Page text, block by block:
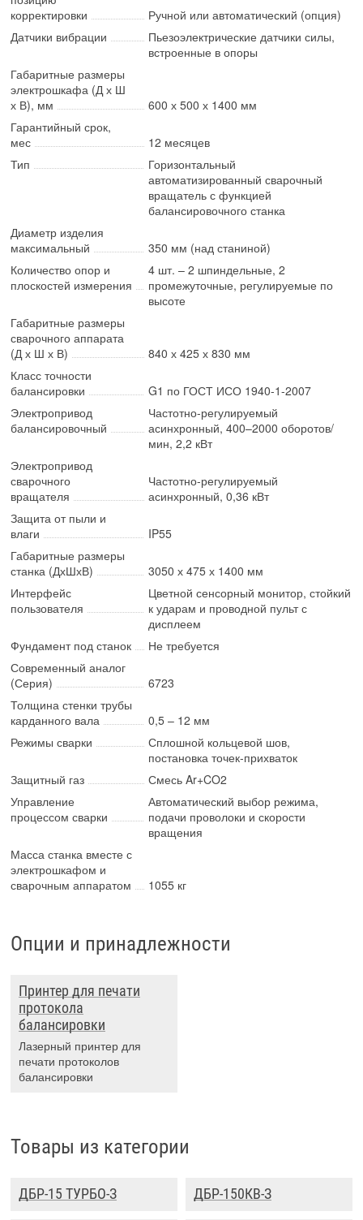
корректировки
Ручной или автоматический (опция)
Датчики вибрации
Пьезоэлектрические датчики силы,
встроенные в опоры
Габаритные размеры
электрошкафа (Д х Ш
х В), мм
600 х 500 х 1400 мм
Гарантийный срок,
мес
12 месяцев
Тип
Горизонтальный
автоматизированный сварочный
вращатель с функцией
балансировочного станка
Диаметр изделия
максимальный
350 мм (над станиной)
Количество опор и
плоскостей измерения
4 шт. – 2 шпиндельные, 2
промежуточные, регулируемые по
высоте
Габаритные размеры
сварочного аппарата
(Д х Ш х В)
840 х 425 х 830 мм
Класс точности
балансировки
G1 по ГОСТ ИСО 1940-1-2007
Электропривод
балансировочный
Частотно-регулируемый
асинхронный, 400–2000 оборотов/
мин, 2,2 кВт
Электропривод
сварочного
вращателя
Частотно-регулируемый
асинхронный, 0,36 кВт
Защита от пыли и
влаги
IP55
Габаритные размеры
станка (ДхШхВ)
3050 х 475 х 1400 мм
Интерфейс
пользователя
Цветной сенсорный монитор, стойкий
к ударам и проводной пульт с
дисплеем
Фундамент под станок
Не требуется
Современный аналог
(Серия)
6723
Толщина стенки трубы
карданного вала
0,5 – 12 мм
Режимы сварки
Сплошной кольцевой шов,
постановка точек-прихваток
Защитный газ
Смесь Ar+CO2
Управление
процессом сварки
Автоматический выбор режима,
подачи проволоки и скорости
вращения
Масса станка вместе с
электрошкафом и
сварочным аппаратом
1055 кг
Опции и принадлежности
Принтер для печати
протокола
балансировки
Лазерный принтер для
печати протоколов
балансировки
Товары из категории
ДБР-15 ТУРБО-З ДБР-150КВ-З